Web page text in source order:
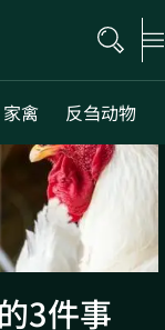
家禽 反刍动物
3件事